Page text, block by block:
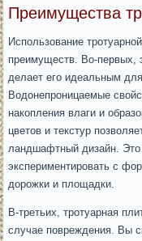
Преимущества
Использование
преимуществ. Во-первых,
делает его идеальным
Водонепроницаемые
накопления влаги и
цветов и текстур
ландшафтный дизайн.
экспериментировать с
дорожки и площадки.
В-третьих, тротуарная
случае повреждения. Вы